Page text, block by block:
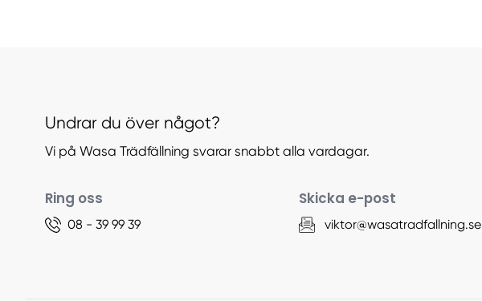
Undrar du över något?
Vi på Wasa Trädfällning svarar snabbt alla vardagar.
Ring oss
08 - 39 99 39
Skicka e-post
viktor@wasatradfallning.se